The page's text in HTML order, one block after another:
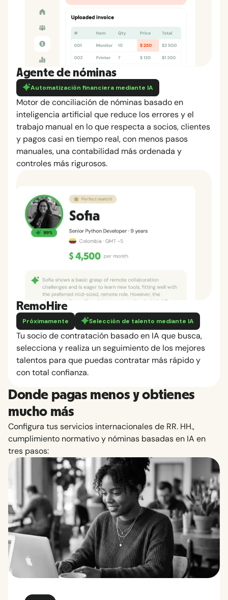
Agente de nóminas
Automatización financiera mediante IA
Motor de conciliación de nóminas basado en
inteligencia artificial que reduce los errores y el
trabajo manual en lo que respecta a socios, clientes
y pagos casi en tiempo real, con menos pasos
manuales, una contabilidad más ordenada y
controles más rigurosos.
RemoHire
Próximamente Selección de talento mediante IA
Tu socio de contratación basado en IA que busca,
selecciona y realiza un seguimiento de los mejores
talentos para que puedas contratar más rápido y
con total confianza.
Donde pagas menos y obtienes
mucho más
Configura tus servicios internacionales de RR. HH.,
cumplimiento normativo y nóminas basadas en IA en
tres pasos: